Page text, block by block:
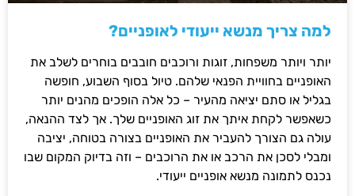
למה צריך מנשא ייעודי לאופניים?
יותר ויותר משפחות, זוגות ורוכבים חובבים בוחרים לשלב את
האופניים בחוויית הפנאי שלהם. טיול בסוף השבוע, חופשה
בגליל או סתם יציאה מהעיר – כל אלה הופכים מהנים יותר
כשאפשר לקחת איתך את זוג האופניים שלך. אך לצד ההנאה,
עולה גם הצורך להעביר את האופניים בצורה בטוחה, יציבה
ומבלי לסכן את הרכב או את הרוכבים – וזה בדיוק המקום שבו
נכנס לתמונה מנשא אופניים ייעודי.